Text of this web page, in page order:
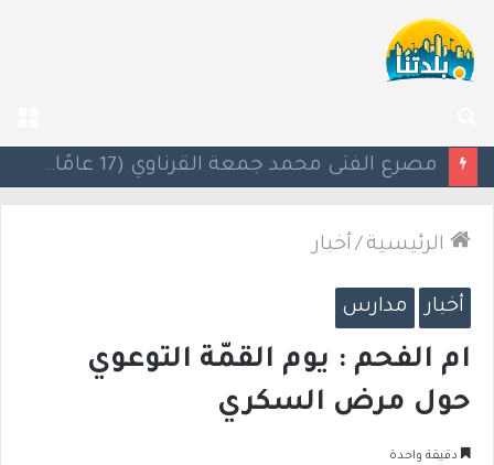
عن
مصرع الفتى محمد جمعة القرناوي (17 عامًا) في حادث سير مروّع في عرعرة النقب
الرئيسية / أخبار
أخبار مدارس
ام الفحم : يوم القمّة التوعوي
حول مرض السكري
دقيقة واحدة